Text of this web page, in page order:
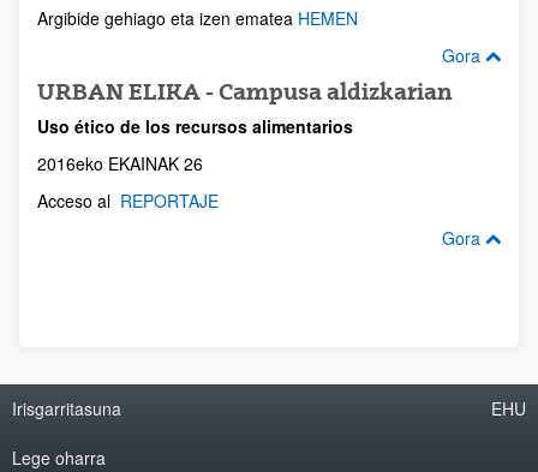
Argibide gehiago eta izen ematea HEMEN
Gora
URBAN ELIKA - Campusa aldizkarian
Uso ético de los recursos alimentarios
2016eko EKAINAK 26
Acceso al REPORTAJE
Gora
Irisgarritasuna
Lege oharra
EHU